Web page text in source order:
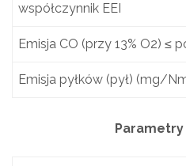
współczynnik EEI
Emisja CO (przy 13% O2) ≤
Emisja pyłków (pył) (mg/